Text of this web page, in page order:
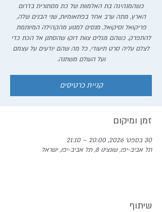
כשהמנהיגה בת האלמוות של כת מסתורית בדרום
הארץ, מתה ערב אחד בפתאומיות, שני הבנים שלה,
פריקואל וסיקואל, מנסים למנוע מהקהילה המיותמת
להתפרק. כשהם מגלים צוות דוקו שהסתנן אל הכת כדי
לצלם עליה סרט תיעודי, כל מה שהם יודעים על עצמם
ועל העולם משתנה.
קניית כרטיסים
זמן ומיקום
30 בספט׳ 2026, 20:00 – 21:10
תל אביב-יפו, שונצינו 8, תל אביב-יפו, ישראל
שיתוף